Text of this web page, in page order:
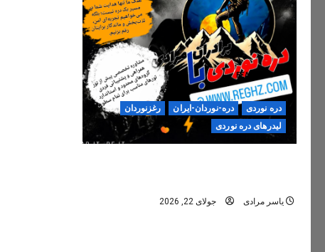
دره نوردی دره-نوردان-ایران
رغزنوردان
لیدرهای دره نوردی
یاسر مرادی جولای 22, 2026